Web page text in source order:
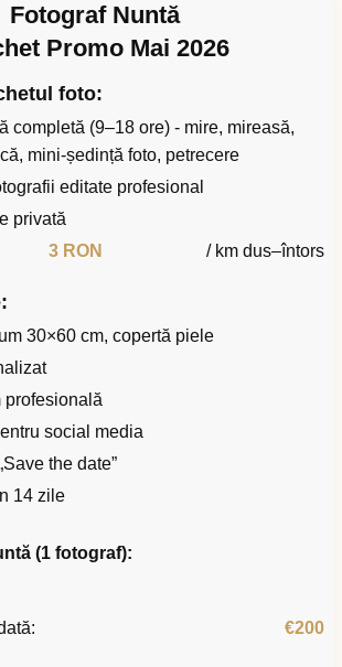
Fotograf Nuntă
Promo Mai 2026
foto:
completă (9–18 ore) - mire, mireasă,
mini-ședință foto, petrecere
editate profesional
privată
3 RON / km dus–întors
30×60 cm, copertă piele
profesională
social media
the date”
14 zile
(1 fotograf):
€200